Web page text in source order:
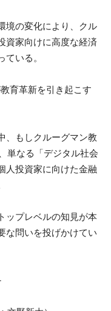
境の変化により、クル
資家向けに高度な経済
いる。
育革新を引き起こす
、もしクルーグマン教
単なる「デジタル社会
人投資家に向けた金融
ップレベルの知見が本
な問いを投げかけてい